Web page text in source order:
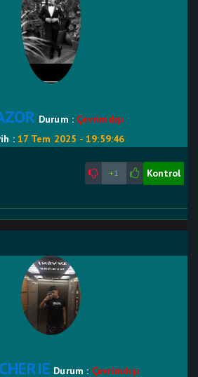
Durum : Çevrimdışı
:17 Tem 2025 - 19:59:46
+1 Kontrol
Durum : Çevrimdışı